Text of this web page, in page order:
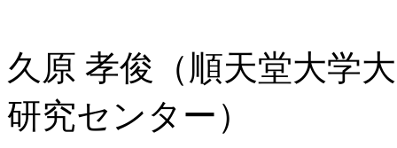
久原 孝俊（順天堂大学
研究センター）